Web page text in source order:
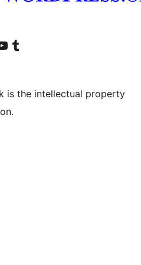
accountaccount
ons YouTube kanaal
Bezoek ons Tumblr account
is the intellectual property